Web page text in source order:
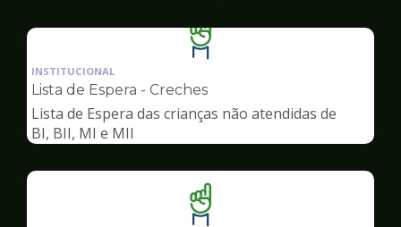
Ilustração
da
pagina
Educação
INSTITUCIONAL
Lista de Espera - Creches
Lista de Espera das crianças não atendidas de
BI, BII, MI e MII
Ilustração